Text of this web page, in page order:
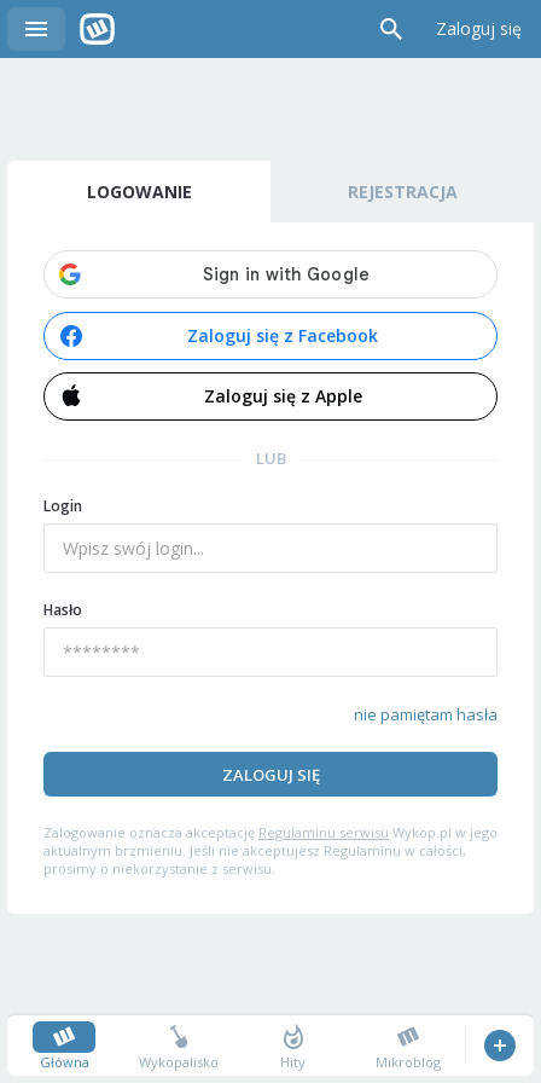
Zaloguj się
LOGOWANIE REJESTRACJA
Zaloguj się z Facebook
Zaloguj się z Apple
LUB
Login
Hasło
nie pamiętam hasła
ZALOGUJ SIĘ
Zalogowanie oznacza akceptację Regulaminu serwisu Wykop.pl w jego
aktualnym brzmieniu. Jeśli nie akceptujesz Regulaminu w całości,
prosimy o niekorzystanie z serwisu.
Główna Wykopalisko Hity Mikroblog